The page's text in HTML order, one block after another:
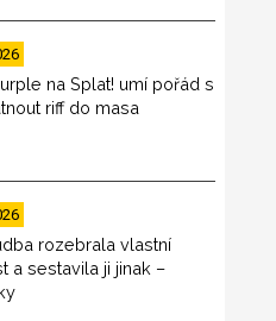
na Splat! umí pořád s
riff do masa
rozebrala vlastní
a sestavila ji jinak –